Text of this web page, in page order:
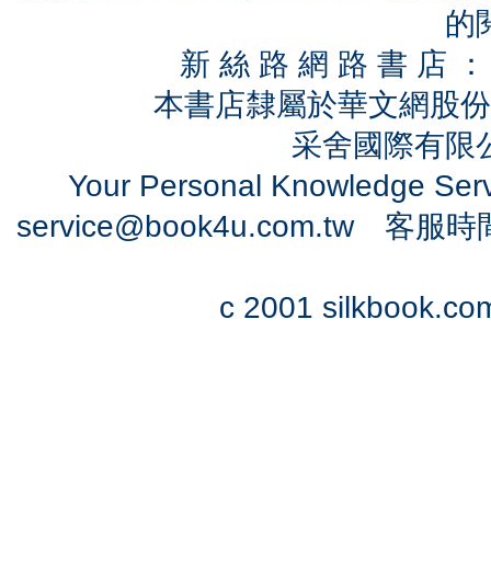
的
新 絲 路 網 路 書 店
本書店隸屬於華文網股
采舍國際有
Your Personal Knowledge
service@book4u.com.tw客服時
c 2001